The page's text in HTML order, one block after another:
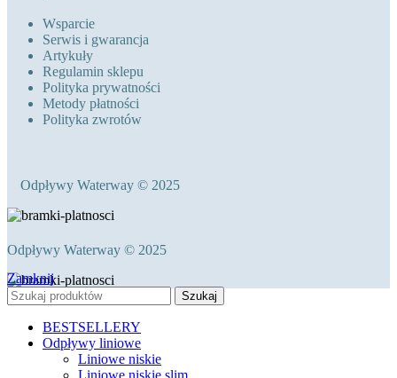
Wsparcie
Serwis i gwarancja
Artykuły
Regulamin sklepu
Polityka prywatności
Metody płatności
Polityka zwrotów
Odpływy Waterway © 2025
Odpływy Waterway © 2025
Zamknij
Szukaj
BESTSELLERY
Odpływy liniowe
Liniowe niskie